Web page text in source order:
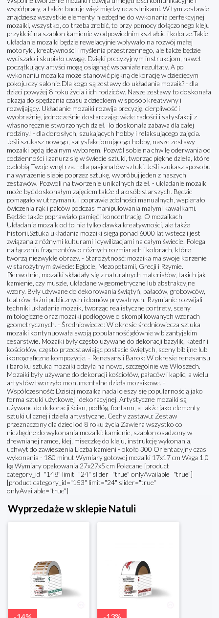
współpracy, a także buduje więź między uczestnikami. W tym zestawie
znajdziesz wszystkie elementy niezbędne do wykonania perfekcyjnej
mozaiki, wszystko, co trzeba zrobić, to przy pomocy dołączonego kleju
przykleić na szablon kamienie w odpowiednim kształcie i kolorze.Takie
układanie mozaiki będzie rewelacyjnie wpływało na rozwój małej
motoryki, kreatywności i myślenia przestrzennego, ale także będzie
wyciszało i skupiało uwagę. Dzięki precyzyjnym instrukcjom, nawet
początkujący artyści mogą osiągnąć wspaniałe rezultaty. A po
wykonaniu mozaika może stanowić piękną dekorację w dziecięcym
pokoju czy salonie.Dla kogo są zestawy do układania mozaik? - dla
dzieci powyżej 8 roku życia i ich rodziców. Nasze zestawy to doskonała
okazja do spędzania czasu z dzieckiem w sposób kreatywny i
rozwijający. Układanie mozaiki rozwija precyzję, cierpliwość i
wyobraźnię, jednocześnie dostarczając wiele radości i satysfakcji z
własnoręcznie stworzonych dzieł. To doskonała zabawa dla całej
rodziny! - dla dorosłych, szukających hobby i relaksującego zajęcia.
Jeśli szukasz nowego, satysfakcjonującego hobby, nasze zestawy
mozaiki będą idealnym wyborem. Pozwól sobie na chwilę oderwania od
codzienności i zanurz się w świecie sztuki, tworząc piękne dzieła, które
ozdobią Twoje wnętrza. - dla pasjonatów sztuki. Jeśli szukasz sposobu
na wyrażenie siebie poprzez sztukę, wypróbuj jeden z naszych
zestawów. Pozwoli na tworzenie unikalnych dzieł. - układanie mozaik
może być doskonałym zajęciem także dla osób starszych. Będzie
pomagało w utrzymaniu i poprawie zdolności manualnych, wspierało
ćwiczenia rąk i palców podczas manipulowania małymi kawałkami.
Będzie także poprawiało pamięć i koncentrację. O mozaikach
Układanie mozaik od to nie tylko dawka kreatywności, ale także
historii.Sztuka układania mozaiki sięga ponad 6000 lat wstecz i jest
związana z różnymi kulturami i cywilizacjami na całym świecie. Polega
na łączeniu fragmentów o różnych rozmiarach i kolorach, które
tworzą niezwykłe obrazy. - Starożytność: mozaika ma swoje korzenie
w starożytnym świecie: Egipcie, Mezopotamii, Grecji i Rzymie.
Pierwotnie, mozaiki składały się z naturalnych materiałów, takich jak
kamienie, czy muszle, układane w geometryczne lub abstrakcyjne
wzory. Były używane do dekorowania świątyń, pałaców, grobowców,
teatrów, łaźni publicznych i domów prywatnych. Rzymianie rozwijali
techniki układania mozaik, tworząc realistyczne portrety, sceny
mitologiczne oraz mozaiki podłogowe o skomplikowanych wzorach
geometrycznych. - Średniowiecze: W okresie średniowiecza sztuka
mozaiki kontynuowała swoją popularność głównie w bizantyjskim
cesarstwie. Mozaiki były często używane do dekoracji bazylik, katedr i
kościołów, często przedstawiając postacie świętych, sceny biblijne lub
ikonograficzne kompozycje. - Renesans i Barok: W okresie renesansu
i baroku sztuka mozaiki odżyła na nowo, szczególnie we Włoszech.
Mozaiki były używane do dekoracji kościołów, pałaców i kaplic, a wielu
artystów tworzyło monumentalne dzieła mozaikowe. -
Współczesność: Dzisiaj mozaika nadal cieszy się popularnością jako
forma sztuki użytkowej i dekoracyjnej. Artystyczne mozaiki są
używane do dekoracji ścian, podłóg, fontann, a także jako elementy
sztuki ulicznej i dzieła artystyczne. Cechy zastawu: Zestaw
przeznaczony dla dzieci od 8 roku życia Zawiera wszystko co
niezbędne do wykonania mozaiki: kamienie, szablon osadzony w
drewnianej ramce, klej, miseczkę do kleju, instrukcję wykonania,
uchwyt do zawieszenia Liczba kamieni - około 300 Orientacyjny czas
wykonania - 180 minut Wymiary gotowej mozaiki 17x17 cm Waga 1,0
kg Wymiary opakowania 27x27x5 cm Polecane [product
category_id="148" limit="24" slider="true" onlyAvailable="true"]
[product category_id="153" limit="24" slider="true"
onlyAvailable="true"]
Wyprzedaże w sklepie Natuli